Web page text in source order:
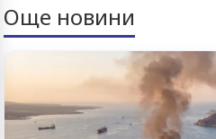
Още новини